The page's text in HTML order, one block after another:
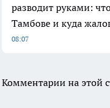
разводит руками:
Тамбове и куда
08:07
Комментарии на этой